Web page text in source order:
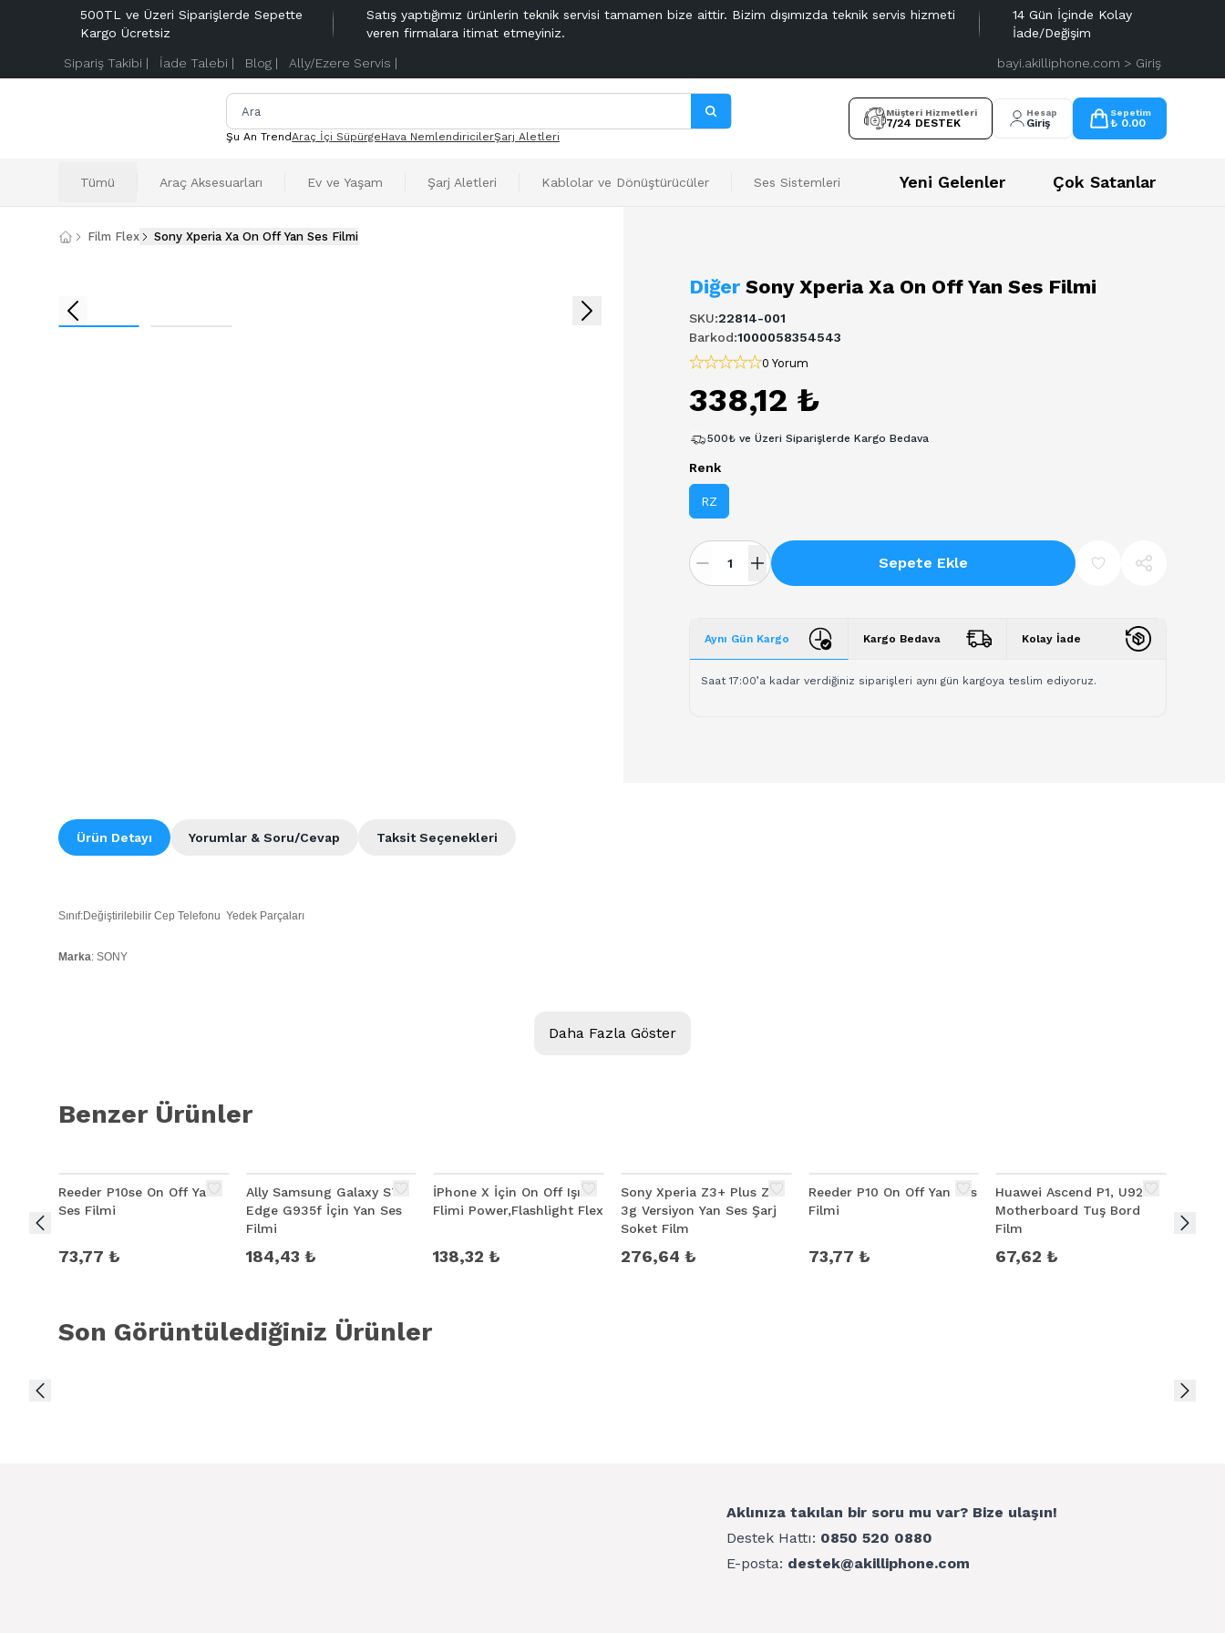
500TL ve Üzeri Siparişlerde Sepette
Kargo Ücretsiz
Satış yaptığımız ürünlerin teknik servisi tamamen bize aittir. Bizim dışımızda teknik servis hizmeti
veren firmalara itimat etmeyiniz.
14 Gün İçinde Kolay
İade/Değişim
Sipariş Takibi | İade Talebi | Blog | Ally/Ezere Servis | bayi.akilliphone.com > Giriş
Şu An TrendAraç İçi SüpürgeHava NemlendiricilerŞarj Aletleri
Müşteri Hizmetleri
7/24 DESTEK
Hesap
Giriş
Sepetim
₺ 0.00
Tümü Araç Aksesuarları Ev ve Yaşam Şarj Aletleri Kablolar ve Dönüştürücüler Ses Sistemleri Yeni Gelenler Çok Satanlar
Film Flex Sony Xperia Xa On Off Yan Ses Filmi
Diğer Sony Xperia Xa On Off Yan Ses Filmi
SKU:22814-001
Barkod:1000058354543
0 Yorum
338,12 ₺
500₺ ve Üzeri Siparişlerde Kargo Bedava
Renk
RZ
Sepete Ekle
Aynı Gün Kargo Kargo Bedava Kolay İade
Saat 17:00’a kadar verdiğiniz siparişleri aynı gün kargoya teslim ediyoruz.
Ürün Detayı Taksit Seçenekleri
Yorumlar & Soru/Cevap
Sınıf:Değiştirilebilir Cep Telefonu Yedek Parçaları
Marka: SONY
SONY XPERİA XA ON OFF YAN SES FLİMİ
Daha Fazla Göster
Benzer Ürünler
Reeder P10se On Off Yan
Ses Filmi
73,77 ₺
Ally Samsung Galaxy S7
Edge G935f İçin Yan Ses
Filmi
184,43 ₺
İPhone X İçin On Off Işık
Flimi Power,Flashlight Flex
138,32 ₺
Sony Xperia Z3+ Plus Z4
3g Versiyon Yan Ses Şarj
Soket Film
276,64 ₺
Reeder P10 On Off Yan Ses
Filmi
73,77 ₺
Huawei Ascend P1, U9200
Motherboard Tuş Bord
Film
67,62 ₺
Son Görüntülediğiniz Ürünler
Aklınıza takılan bir soru mu var? Bize ulaşın!
Destek Hattı: 0850 520 0880
E-posta: destek@akilliphone.com